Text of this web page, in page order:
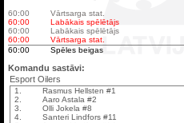
60:00
Vārtsarga stat.
60:00
Labākais spēlētājs
60:00
Labākais spēlētājs
60:00
Vārtsarga stat.
60:00
Spēles beigas
Komandu sastāvi:
Esport Oilers
1.
Rasmus Hellsten #1
2.
Aaro Astala #2
3.
Olli Jokela #8
4.
Santeri Lindfors #11